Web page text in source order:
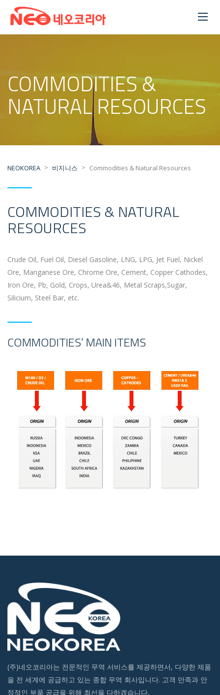
COMMODITIES &
NATURAL RESOURCES
NEOKOREA > 비지니스 > Commodities & Natural Resources
COMMODITIES & NATURAL
RESOURCES
Crude Oil, Fuel Oil, Diesel Gasoline, LNG, LPG, Jet Fuel, Nickel
Ore, Manganese Ore, Chrome Ore, Cement, Copper Cathodes,
Iron Ore, Pb, Gold, Crops, Urea&46, Metal Scraps,Sugar,
Silicium, Steel Bar, etc.
COMMODITIES’ MAIN ITEMS
(주)네오코리아는 전문적인 무역 서비스를 제공하면서, 다양한 제품
을 전 세계에 공급하고 있는 종합 무역 회사입니다. 고객 만족과 안
정적인 부품 공급을 위해 최선을 다하겠습니다.